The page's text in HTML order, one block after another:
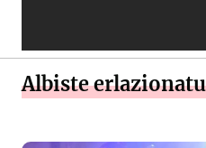
Albiste